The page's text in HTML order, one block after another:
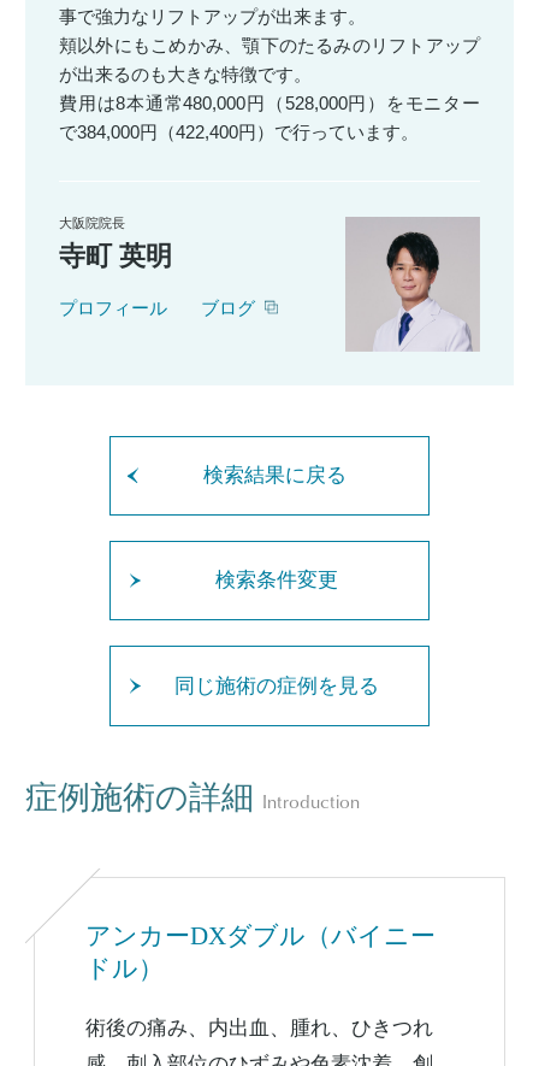
事で強力なリフトアップが出来ます。
頬以外にもこめかみ、顎下のたるみのリフトアップ
が出来るのも大きな特徴です。
費用は8本通常480,000円（528,000円）をモニター
で384,000円（422,400円）で行っています。
大阪院院長
寺町 英明
プロフィール ブログ
検索結果に戻る
検索条件変更
同じ施術の症例を見る
症例施術の詳細 Introduction
アンカーDXダブル（バイニー
ドル）
術後の痛み、内出血、腫れ、ひきつれ